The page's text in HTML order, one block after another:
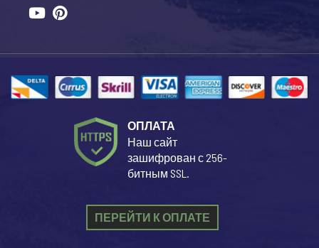
ОПЛАТА
Наш сайт
зашифрован с 256-
битным SSL.
ПЕРЕЙТИ К ОПЛАТЕ